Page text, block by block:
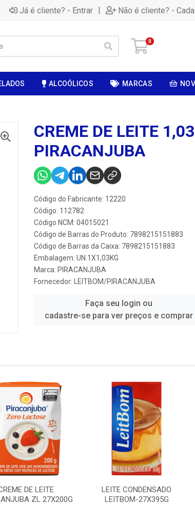
Já é cliente? - Entrar | Não é cliente? -
0
ALCOÓLICOS MARCAS
CREME DE LEITE
PIRACANJUBA
Código do Fabricante: 12220
Código: 112782
Código NCM: 04015021
Código de Barras do Produto: 7898215151883
Código de Barras da Caixa: 7898215151883
Embalagem: UN.1X1,03KG
Marca: PIRACANJUBA
Fornecedor:
LEITBOM/PIRACANJUBA
Faça seu login ou
cadastre-se para ver preços e comprar
DE LEITE
ZL 27X200G
LEITE CONDENSADO
LEITBOM-27X395G